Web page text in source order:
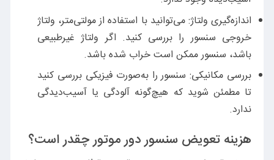
اندازه‌گیری ولتاژ: می‌توانید با استفاده از مولتی‌متر، ولتاژ
خروجی سنسور را بررسی کنید. اگر ولتاژ غیرطبیعی
باشد، سنسور ممکن است خراب شده باشد.
بررسی مکانیکی: سنسور را به‌صورت فیزیکی بررسی کنید
تا مطمئن شوید که هیچ‌گونه آلودگی یا آسیب‌دیدگی
ندارد.
هزینه تعویض سنسور دور موتور چقدر است؟